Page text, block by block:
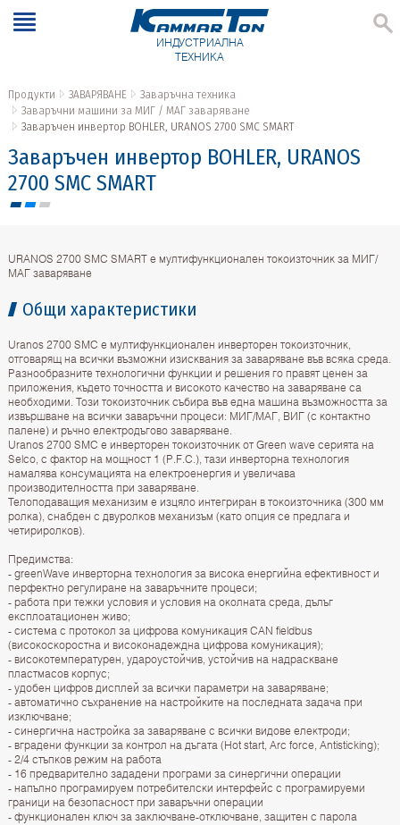
ИНДУСТРИАЛНА
ТЕХНИКА
Продукти ЗАВАРЯВАНЕ
Заваръчна техника
Заваръчни машини за МИГ / МАГ заваряване
Заваръчен инвертор BOHLER, URANOS 2700 SMC SMART
Заваръчен инвертор BOHLER, URANOS
2700 SMC SMART
URANOS 2700 SMC SMART е мултифункционален токоизточник за МИГ/
МАГ заваряване
Общи характеристики
Uranos 2700 SMС е мултифункционален инверторен токоизточник,
отговарящ на всички възможни изисквания за заваряване във всяка среда.
Разнообразните технологични функции и решения го правят ценен за
приложения, където точността и високото качество на заваряване са
необходими. Този токоизточник събира във една машина възможността за
извършване на всички заваръчни процеси: МИГ/МАГ, ВИГ (с контактно
палене) и ръчно електродъгово заваряване.
Uranos 2700 SMС е инверторен токоизточник от Green wave серията на
Selco, с фактор на мощност 1 (P.F.C.), тази инверторна технология
намалява консумацията на електроенергия и увеличава
производителността при заваряване.
Телоподаващия механизим е изцяло интегриран в токоизточника (300 мм
ролка), снабден с двуролков механизъм (като опция се предлага и
четириролков).
Предимства:
- greenWave инверторна технология за висока енергийна ефективност и
перфектно регулиране на заваръчните процеси;
- работа при тежки условия и условия на околната среда, дълъг
експлоатационен живо;
- система с протокол за цифрова комуникация CAN fieldbus
(високоскоростна и високонадеждна цифрова комуникация);
- високотемпературен, удароустойчив, устойчив на надраскване
пластмасов корпус;
- удобен цифров дисплей за всички параметри на заваряване;
- автоматично съхранение на настройките на последната задача при
изключване;
- синергична настройка за заваряване с всички видове електроди;
- вградени функции за контрол на дъгата (Hot start, Arc force, Antisticking);
- 2/4 стъпков режим на работа
- 16 предварително зададени програми за синергични операции
- напълно програмируем потребителски интерфейс с програмируеми
граници на безопасност при заваръчни операции
- функционален ключ за заключване-отключване, защитен с парола